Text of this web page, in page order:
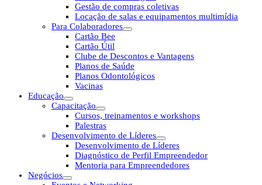
Gestão de compras coletivas
Locação de salas e equipamentos multimídia
Para Colaboradores
Cartão Bee
Cartão Útil
Clube de Descontos e Vantagens
Planos de Saúde
Planos Odontológicos
Vacinas
Educação
Capacitação
Cursos, treinamentos e workshops
Palestras
Desenvolvimento de Líderes
Desenvolvimento de Líderes
Diagnóstico de Perfil Empreendedor
Mentoria para Empreendedores
Negócios